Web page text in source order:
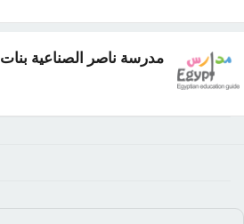
مدرسة ناصر الصناعية بنات